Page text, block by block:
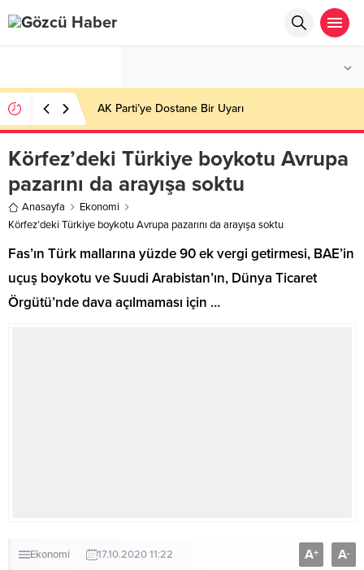
AK Parti’ye Dostane Bir Uyarı
Körfez’deki Türkiye boykotu Avrupa
pazarını da arayışa soktu
Anasayfa
Ekonomi
Körfez’deki Türkiye boykotu Avrupa pazarını da arayışa soktu
Fas’ın Türk mallarına yüzde 90 ek vergi getirmesi, BAE’in
uçuş boykotu ve Suudi Arabistan’ın, Dünya Ticaret
Örgütü’nde dava açılmaması için …
Ekonomi 17.10.2020 11:22 A+ A-